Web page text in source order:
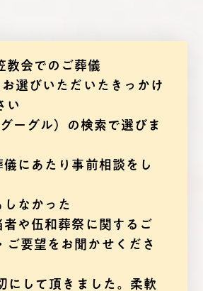
会でのご葬儀
選びいただいたきっかけ
い
ーグル）の検索で選びま
にあたり事前相談をし
なかった
や伍和葬祭に関するご
ご要望をお聞かせくださ
にして頂きました。柔軟